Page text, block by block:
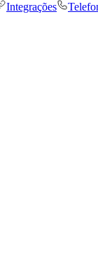
Integrações